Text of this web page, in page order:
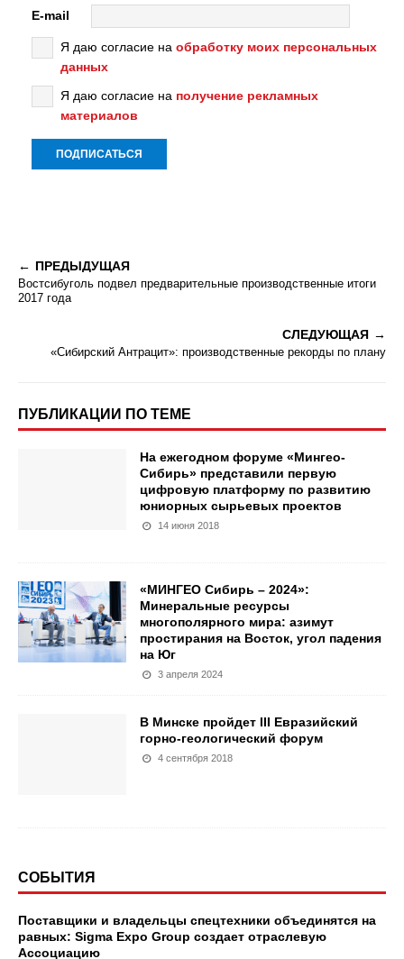
E-mail
Я даю согласие на обработку моих персональных
данных
Я даю согласие на получение рекламных
материалов
ПРЕДЫДУЩАЯ
Востсибуголь подвел предварительные производственные итоги
2017 года
СЛЕДУЮЩАЯ
«Сибирский Антрацит»: производственные рекорды по плану
ПУБЛИКАЦИИ ПО ТЕМЕ
На ежегодном форуме «Мингео-
Сибирь» представили первую
цифровую платформу по развитию
юниорных сырьевых проектов
14 июня 2018
«МИНГЕО Сибирь – 2024»:
Минеральные ресурсы
многополярного мира: азимут
простирания на Восток, угол падения
на Юг
3 апреля 2024
В Минске пройдет III Евразийский
горно-геологический форум
4 сентября 2018
СОБЫТИЯ
Поставщики и владельцы спецтехники объединятся на
равных: Sigma Expo Group создает отраслевую
Ассоциацию